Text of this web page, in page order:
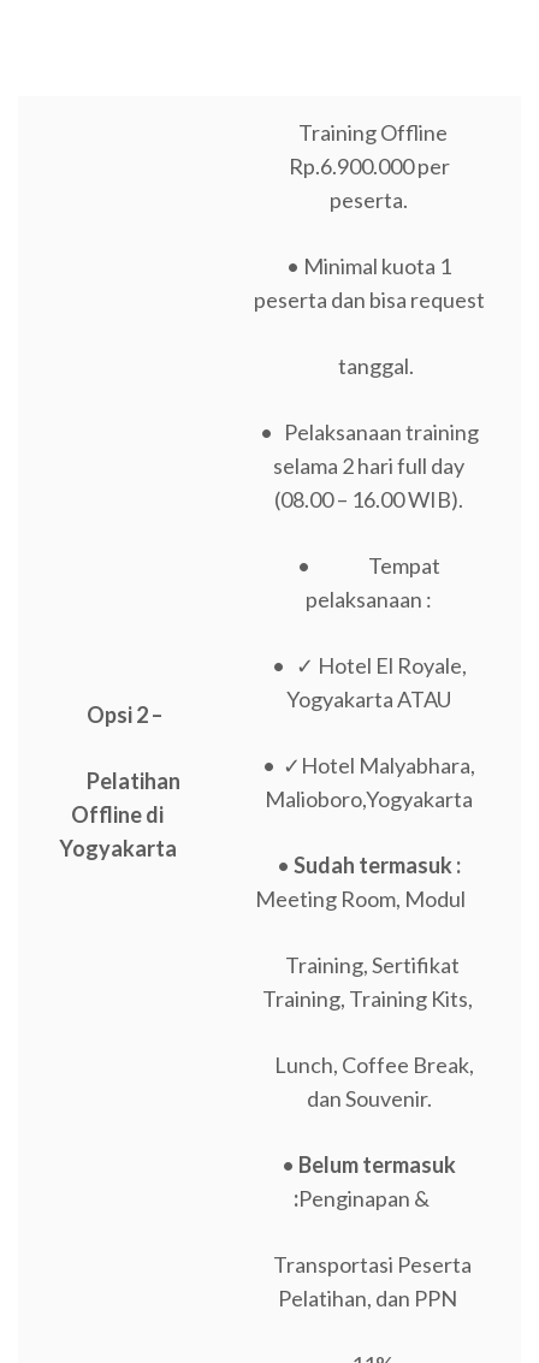
Opsi 2 –
Pelatihan
Offline di
Yogyakarta
Training Offline
Rp.6.900.000 per
peserta.
• Minimal kuota 1
peserta dan bisa request
tanggal.
• Pelaksanaan training
selama 2 hari full day
(08.00 – 16.00 WIB).
• Tempat
pelaksanaan :
• ✓ Hotel El Royale,
Yogyakarta ATAU
• ✓Hotel Malyabhara,
Malioboro,Yogyakarta
• Sudah termasuk :
Meeting Room, Modul
Training, Sertifikat
Training, Training Kits,
Lunch, Coffee Break,
dan Souvenir.
• Belum termasuk
:Penginapan &
Transportasi Peserta
Pelatihan, dan PPN